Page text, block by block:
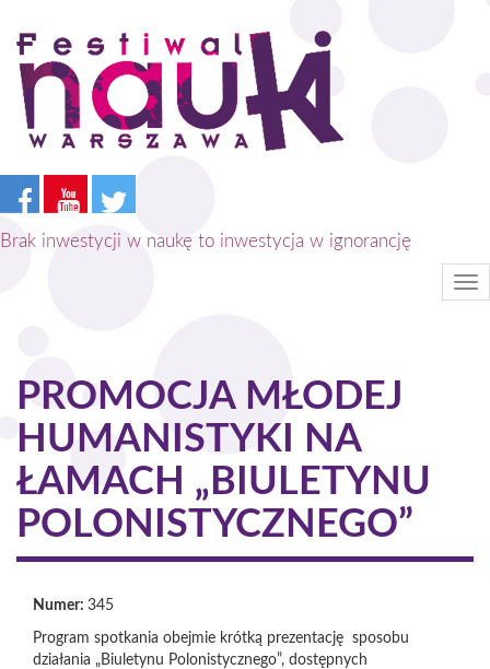
Przejdź
treści
Brak inwestycji w naukę to inwestycja w ignorancję
PROMOCJA MŁODEJ
HUMANISTYKI NA
ŁAMACH „BIULETYNU
POLONISTYCZNEGO”
Numer: 345
Program spotkania obejmie krótką prezentację sposobu
działania „Biuletynu Polonistycznego”, dostępnych